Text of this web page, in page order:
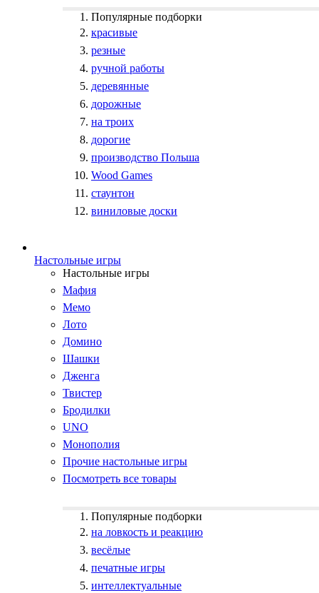
Популярные подборки
красивые
резные
ручной работы
деревянные
дорожные
на троих
дорогие
производство Польша
Wood Games
стаунтон
виниловые доски
Настольные игры
Настольные игры
Мафия
Мемо
Лото
Домино
Шашки
Дженга
Твистер
Бродилки
UNO
Монополия
Прочие настольные игры
Посмотреть все товары
Популярные подборки
на ловкость и реакцию
весёлые
печатные игры
интеллектуальные